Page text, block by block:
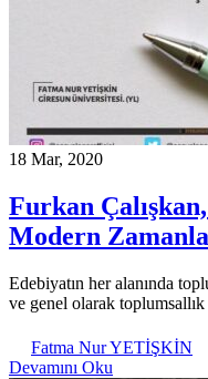
18 Mar, 2020
Furkan
Modern
Edebiyatın her alanında
ve genel olarak
Fatma Nur YETİŞKİN
Devamını Oku